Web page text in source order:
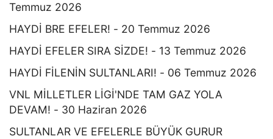
Temmuz 2026
HAYDİ BRE EFELER! - 20 Temmuz 2026
HAYDİ EFELER SIRA SİZDE! - 13 Temmuz 2026
HAYDİ FİLENİN SULTANLARI! - 06 Temmuz 2026
VNL MİLLETLER LİGİ'NDE TAM GAZ YOLA
DEVAM! - 30 Haziran 2026
SULTANLAR VE EFELERLE BÜYÜK GURUR